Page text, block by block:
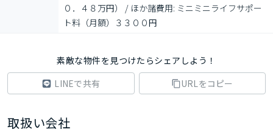
０．４８万円） / ほか諸費用: ミニミニライフサポー
ト料（月額）３３００円
素敵な物件を見つけたらシェアしよう！
LINEで共有
URLをコピー
取扱い会社